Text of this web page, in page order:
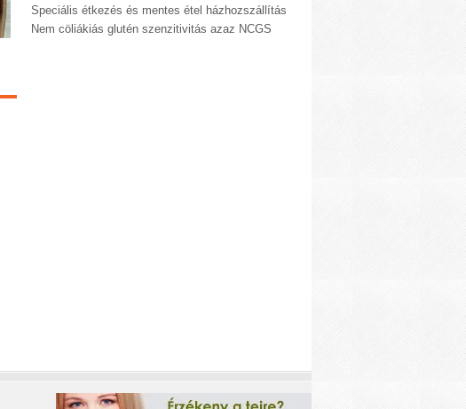
Speciális étkezés és mentes étel házhozszállítás
Nem cöliákiás glutén szenzitivitás azaz NCGS